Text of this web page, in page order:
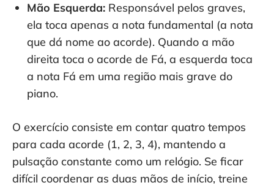
Mão Esquerda: Responsável pelos graves,
ela toca apenas a nota fundamental (a nota
que dá nome ao acorde). Quando a mão
direita toca o acorde de Fá, a esquerda toca
a nota Fá em uma região mais grave do
piano.
O exercício consiste em contar quatro tempos
para cada acorde (1, 2, 3, 4), mantendo a
pulsação constante como um relógio. Se ficar
difícil coordenar as duas mãos de início, treine